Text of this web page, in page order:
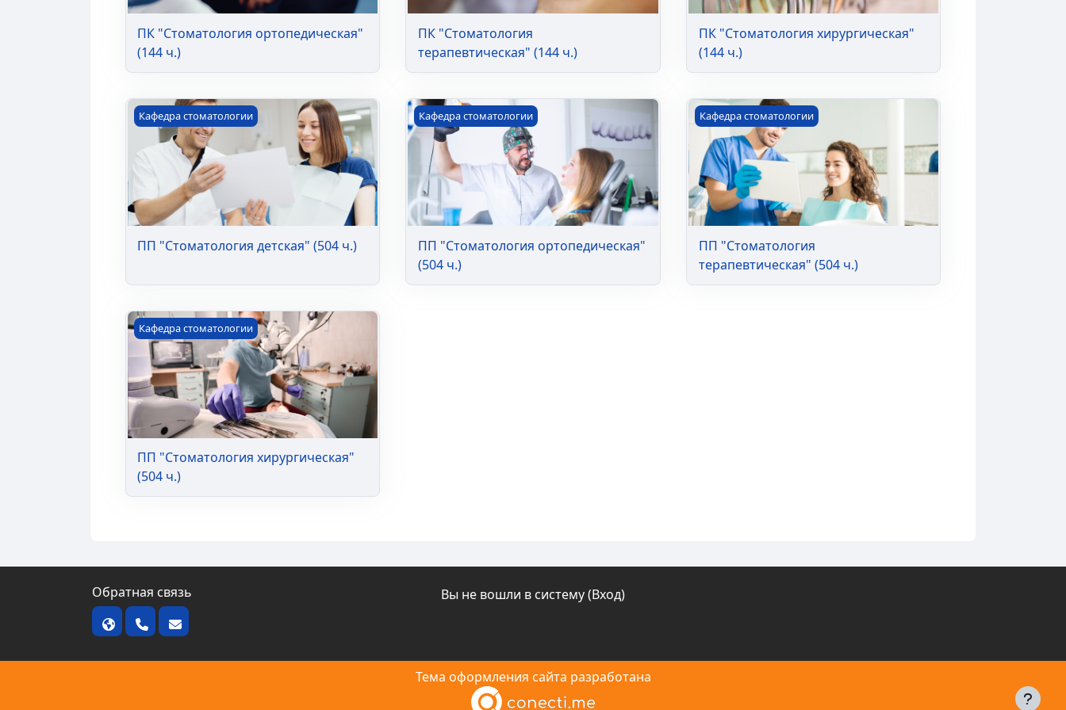
ПК "Стоматология ортопедическая"
(144 ч.)
ПК "Стоматология
терапевтическая" (144 ч.)
ПК "Стоматология хирургическая"
(144 ч.)
ПП "Стоматология детская" (504 ч.)
Кафедра стоматологии
ПП "Стоматология детская" (504 ч.)
ПП "Стоматология ортопедическая" (504 ч.)
Кафедра стоматологии
ПП "Стоматология ортопедическая"
(504 ч.)
ПП "Стоматология терапевтическая" (504 ч.)
Кафедра стоматологии
ПП "Стоматология
терапевтическая" (504 ч.)
ПП "Стоматология хирургическая" (504 ч.)
Кафедра стоматологии
ПП "Стоматология хирургическая"
(504 ч.)
Обратная связь Вы не вошли в систему (Вход)
Тема оформления сайта разработана